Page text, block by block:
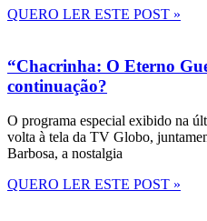
QUERO LER ESTE POST »
“Chacrinha: O Eterno
continuação?
O programa especial exibido na
volta à tela da TV Globo,
Barbosa, a nostalgia
QUERO LER ESTE POST »